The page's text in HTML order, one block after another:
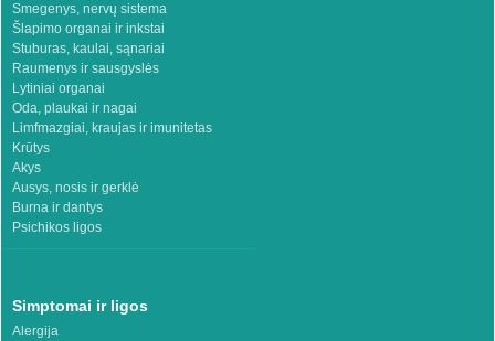
Smegenys, nervų sistema
Šlapimo organai ir inkstai
Stuburas, kaulai, sąnariai
Raumenys ir sausgyslės
Lytiniai organai
Oda, plaukai ir nagai
Limfmazgiai, kraujas ir imunitetas
Krūtys
Akys
Ausys, nosis ir gerklė
Burna ir dantys
Psichikos ligos
Simptomai ir ligos
Alergija